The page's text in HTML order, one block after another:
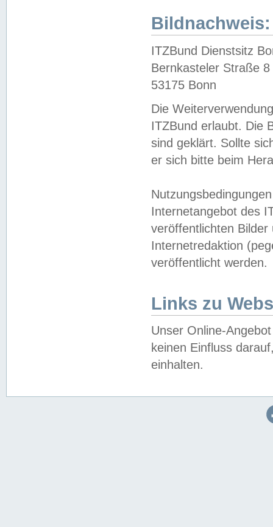
Bildnachweis:
ITZBund Dienstsitz
Bernkasteler Straße 8
53175 Bonn
Die
ITZBund erlaubt. Die
sind geklärt. Sollte
er sich bitte beim
Internetangebot des
veröffentlichten
Internetredaktion
veröffentlicht werden.
Links zu
Unser Online-
keinen Einfluss
einhalten.